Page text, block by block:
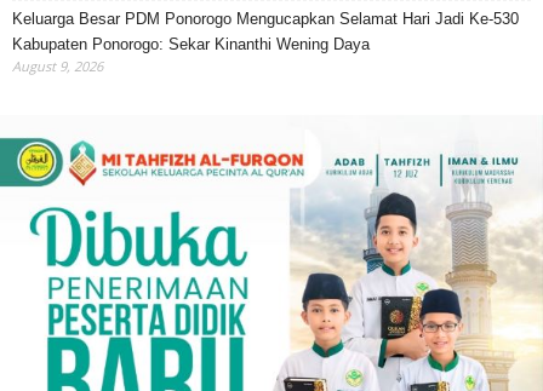
Keluarga Besar PDM Ponorogo Mengucapkan Selamat Hari Jadi Ke-530
Kabupaten Ponorogo: Sekar Kinanthi Wening Daya
August 9, 2026